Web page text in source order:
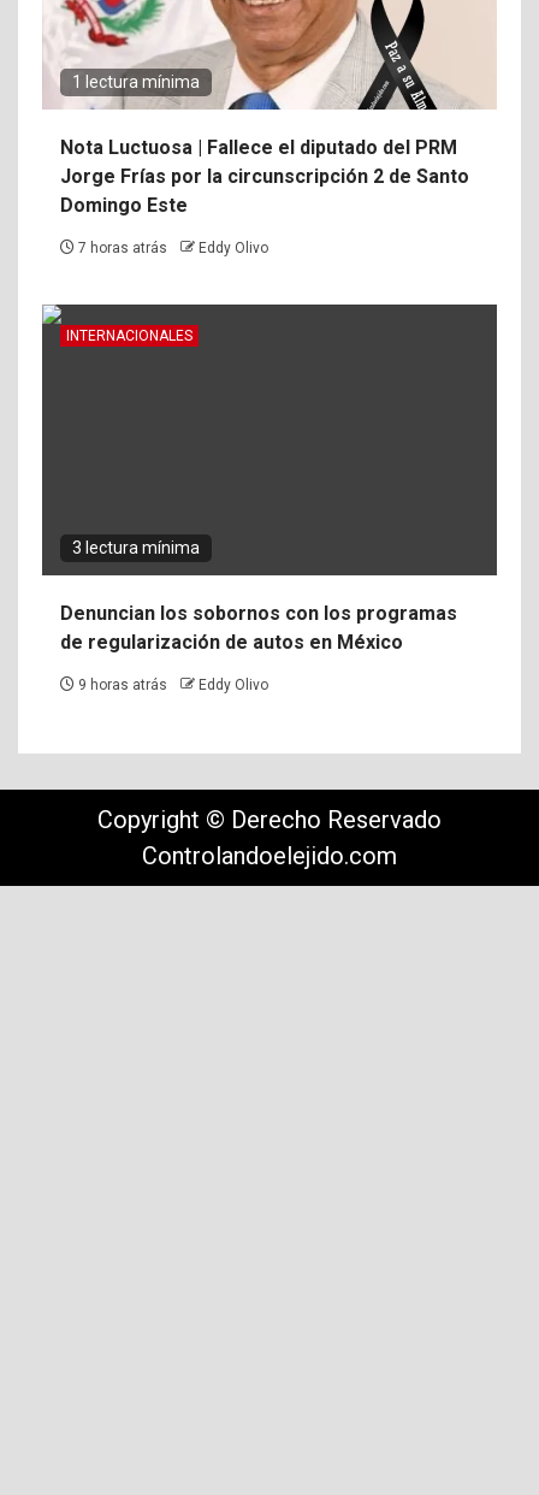
1 lectura mínima
Nota Luctuosa | Fallece el diputado del PRM
Jorge Frías por la circunscripción 2 de Santo
Domingo Este
7 horas atrás Eddy Olivo
INTERNACIONALES
3 lectura mínima
Denuncian los sobornos con los programas
de regularización de autos en México
9 horas atrás Eddy Olivo
Copyright © Derecho Reservado
Controlandoelejido.com